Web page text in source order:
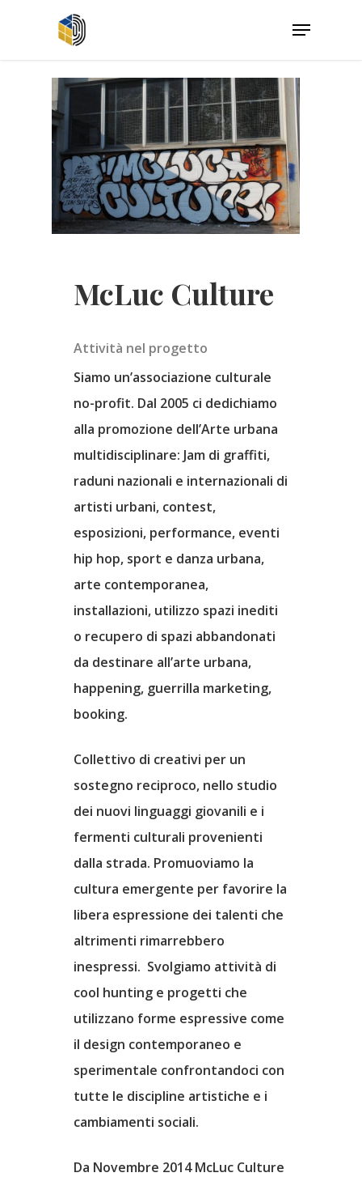
McLuc Culture
Attività nel progetto
Siamo un’associazione culturale
no-profit. Dal 2005 ci dedichiamo
alla promozione dell’Arte urbana
multidisciplinare: Jam di graffiti,
raduni nazionali e internazionali di
artisti urbani, contest,
esposizioni, performance, eventi
hip hop, sport e danza urbana,
arte contemporanea,
installazioni, utilizzo spazi inediti
o recupero di spazi abbandonati
da destinare all’arte urbana,
happening, guerrilla marketing,
booking.
Collettivo di creativi per un
sostegno reciproco, nello studio
dei nuovi linguaggi giovanili e i
fermenti culturali provenienti
dalla strada. Promuoviamo la
cultura emergente per favorire la
libera espressione dei talenti che
altrimenti rimarrebbero
inespressi. Svolgiamo attività di
cool hunting e progetti che
utilizzano forme espressive come
il design contemporaneo e
sperimentale confrontandoci con
tutte le discipline artistiche e i
cambiamenti sociali.
Da Novembre 2014 McLuc Culture
Home
Il Progetto
Partners
Parma Cultura Digitale
Matrice